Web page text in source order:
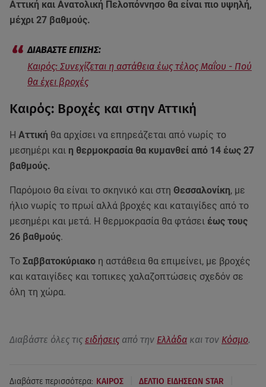
Αττική και Ανατολική Πελοπόννησο θα είναι πιο υψηλή,
μέχρι 27 βαθμούς.
Καιρός: Συνεχίζεται η αστάθεια έως τέλος Μαΐου - Πού
θα έχει βροχές
Καιρός: Βροχές και στην Αττική
Η Αττική θα αρχίσει να επηρεάζεται από νωρίς το
μεσημέρι και η θερμοκρασία θα κυμανθεί από 14 έως 27
βαθμούς.
Παρόμοιο θα είναι το σκηνικό και στη Θεσσαλονίκη, με
ήλιο νωρίς το πρωί αλλά βροχές και καταιγίδες από το
μεσημέρι και μετά. Η θερμοκρασία θα φτάσει έως τους
26 βαθμούς.
Το Σαββατοκύριακο η αστάθεια θα επιμείνει, με βροχές
και καταιγίδες και τοπικες χαλαζοπτώσεις σχεδόν σε
όλη τη χώρα.
Διαβάστε όλες τις ειδήσεις από την Ελλάδα και τον Κόσμο.
Διαβάστε περισσότερα: ΚΑΙΡΟΣ ΔΕΛΤΙΟ ΕΙΔΗΣΕΩΝ STAR